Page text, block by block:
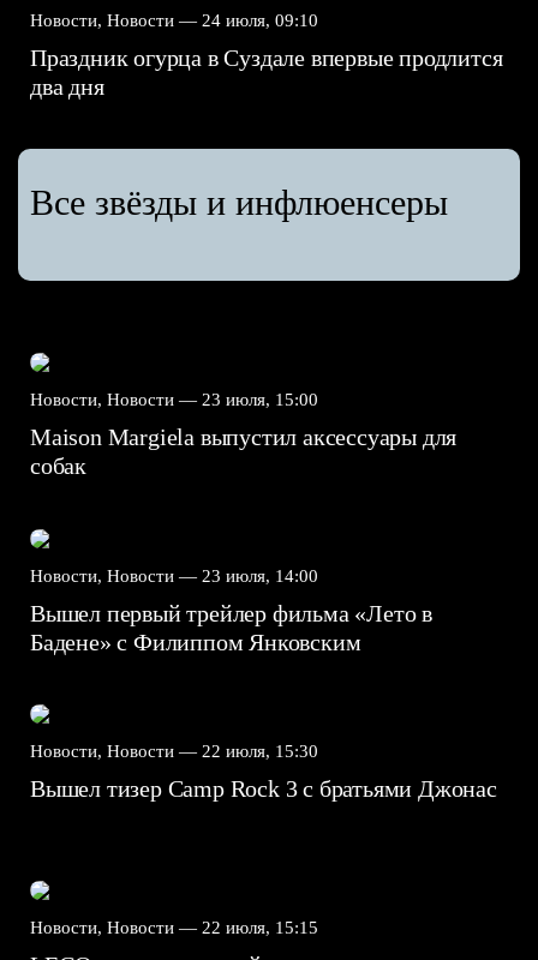
Новости, Новости — 24 июля, 09:10
Праздник огурца в Суздале впервые продлится
два дня
Все звёзды и инфлюенсеры
Новости, Новости — 23 июля, 15:00
Maison Margiela выпустил аксессуары для
собак
Новости, Новости — 23 июля, 14:00
Вышел первый трейлер фильма «Лето в
Бадене» с Филиппом Янковским
Новости, Новости — 22 июля, 15:30
Вышел тизер Camp Rock 3 с братьями Джонас
Новости, Новости — 22 июля, 15:15